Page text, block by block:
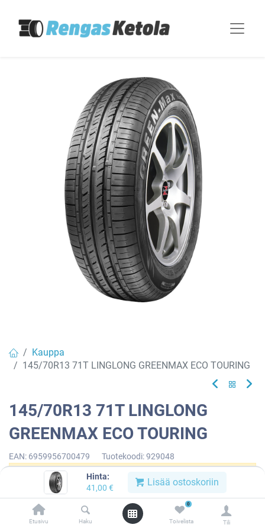
Hinta:
41,00 € Lisää ostoskoriin
Etusivu Haku
0
Toivelista Tili
Kauppa
145/70R13 71T LINGLONG GREENMAX ECO TOURING
145/70R13 71T LINGLONG
GREENMAX ECO TOURING
EAN: 6959956700479 Tuotekoodi:929048
Tällä tuotteella ei ole kelvollista yhdistelmää.
LINGLONG